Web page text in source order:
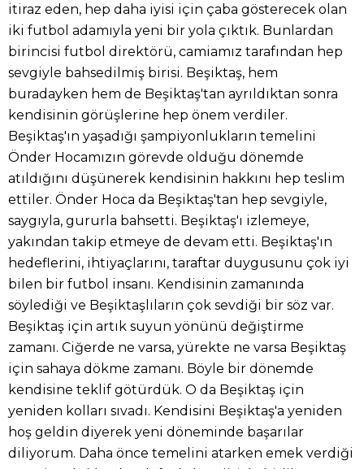
itiraz eden, hep daha iyisi için çaba gösterecek olan
iki futbol adamıyla yeni bir yola çıktık. Bunlardan
birincisi futbol direktörü, camiamız tarafından hep
sevgiyle bahsedilmiş birisi. Beşiktaş, hem
buradayken hem de Beşiktaş'tan ayrıldıktan sonra
kendisinin görüşlerine hep önem verdiler.
Beşiktaş'ın yaşadığı şampiyonlukların temelini
Önder Hocamızın görevde olduğu dönemde
atıldığını düşünerek kendisinin hakkını hep teslim
ettiler. Önder Hoca da Beşiktaş'tan hep sevgiyle,
saygıyla, gururla bahsetti. Beşiktaş'ı izlemeye,
yakından takip etmeye de devam etti. Beşiktaş'ın
hedeflerini, ihtiyaçlarını, taraftar duygusunu çok iyi
bilen bir futbol insanı. Kendisinin zamanında
söylediği ve Beşiktaşlıların çok sevdiği bir söz var.
Beşiktaş için artık suyun yönünü değiştirme
zamanı. Ciğerde ne varsa, yürekte ne varsa Beşiktaş
için sahaya dökme zamanı. Böyle bir dönemde
kendisine teklif götürdük. O da Beşiktaş için
yeniden kolları sıvadı. Kendisini Beşiktaş'a yeniden
hoş geldin diyerek yeni döneminde başarılar
diliyorum. Daha önce temelini atarken emek verdiği